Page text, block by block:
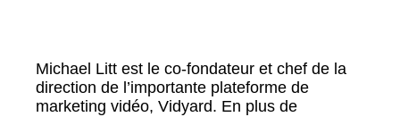
Michael Litt est le co-fondateur et chef de la
direction de l’importante plateforme de
marketing vidéo, Vidyard. En plus de